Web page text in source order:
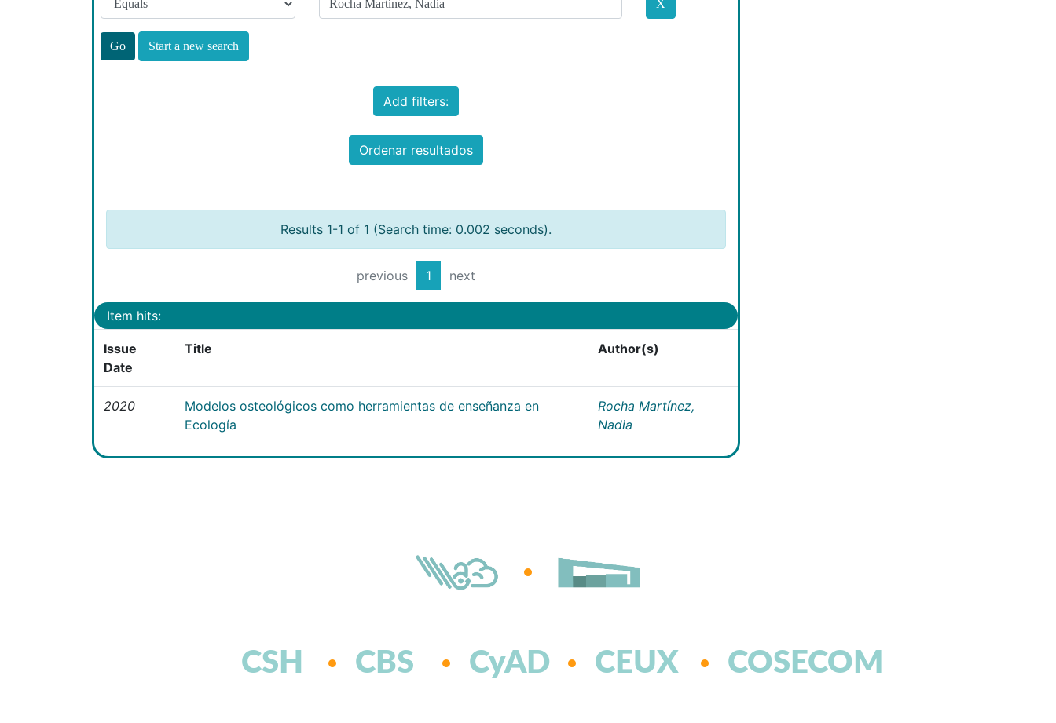
Start a new search
Add filters:
Ordenar resultados
Results 1-1 of 1 (Search time: 0.002 seconds).
previous 1 next
Item hits:
Issue
Date
Title Author(s)
2020
Modelos osteológicos como herramientas de enseñanza en
Ecología
Rocha Martínez,
Nadia
CSH CBS CyAD CEUX COSECOM